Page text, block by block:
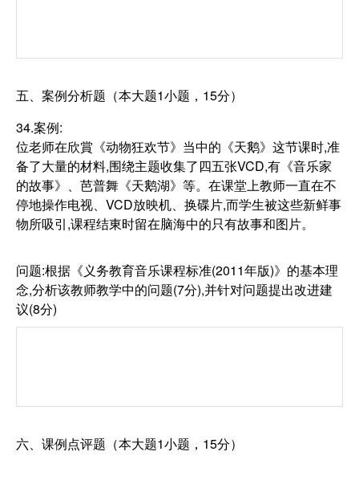
五、案例分析题（本大题1小题，15分）
34.案例:
位老师在欣賞《动物狂欢节》当中的《天鹅》这节课时,准
备了大量的材料,围绕主题收集了四五张VCD,有《音乐家
的故事》、芭普舞《天鹅湖》等。在课堂上教师一直在不
停地操作电视、VCD放映机、换碟片,而学生被这些新鲜事
物所吸引,课程结東时留在脑海中的只有故事和图片。
问题:根据《义务教育音乐课程标准(2011年版)》的基本理
念,分析该教师教学中的问题(7分),并针对问题提出改进建
议(8分)
六、课例点评题（本大题1小题，15分）